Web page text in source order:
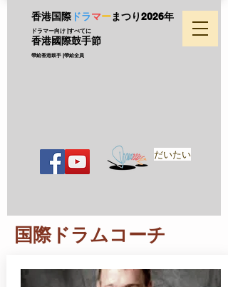
香港国際 ドラマーまつり2026年
ドラマー向け |すべてに
香港國際鼓手節
帶給香港鼓手 |帶給全員
だいたい
国際ドラムコーチ